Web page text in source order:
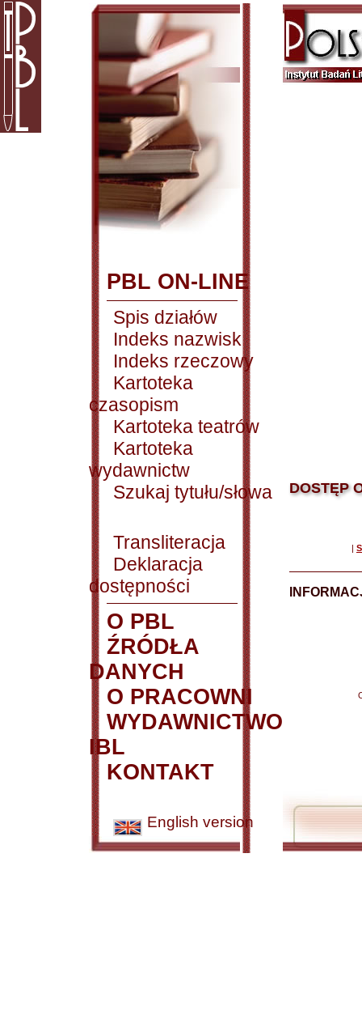
PBL ON-LINE
Spis działów
Indeks nazwisk
Indeks rzeczowy
Kartoteka
czasopism
Kartoteka teatrów
Kartoteka
wydawnictw
Szukaj tytułu/słowa
Transliteracja
Deklaracja
dostępności
O PBL
ŹRÓDŁA
DANYCH
O PRACOWNI
WYDAWNICTWO
IBL
KONTAKT
English version
DOSTĘP
|